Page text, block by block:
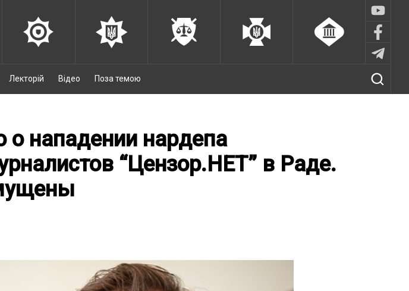
Лекторій Відео Поза темою
о нападении нардепа
“Цензор.НЕТ” в Раде.